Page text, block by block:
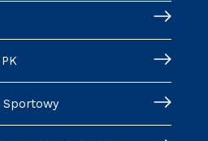
Sportowy